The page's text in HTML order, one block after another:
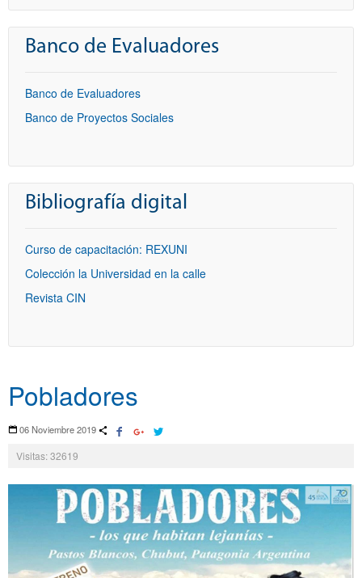
Banco de Evaluadores
Banco de Evaluadores
Banco de Proyectos Sociales
Bibliografía digital
Curso de capacitación: REXUNI
Colección la Universidad en la calle
Revista CIN
Pobladores
06 Noviembre 2019
Visitas: 32619